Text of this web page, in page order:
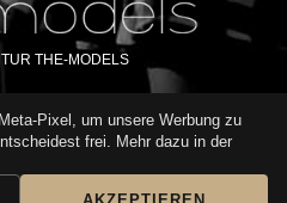
THE-MODELS
AGB DATENSCHUTZ
Pixel, um unsere Werbung zu
frei. Mehr dazu in der